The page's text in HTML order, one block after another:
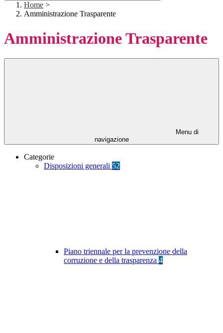
Home >
Amministrazione Trasparente
Amministrazione Trasparente
Menu di
navigazione
Categorie
Disposizioni generali 52
Piano triennale per la prevenzione della
corruzione e della trasparenza 4